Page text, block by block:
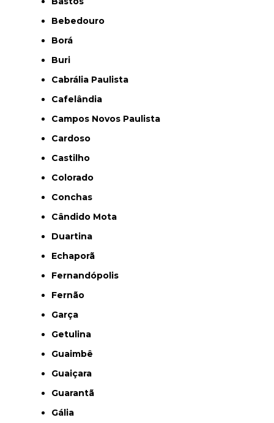
Bebedouro
Borá
Buri
Cabrália Paulista
Cafelândia
Campos Novos Paulista
Cardoso
Castilho
Colorado
Conchas
Cândido Mota
Duartina
Echaporã
Fernandópolis
Fernão
Garça
Getulina
Guaimbê
Guaiçara
Guarantã
Gália